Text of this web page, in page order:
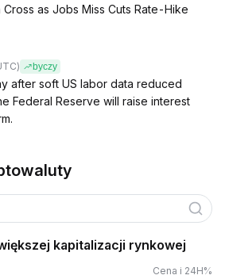
Cross as Jobs Miss Cuts Rate-Hike
byczy
after soft US labor data reduced
Federal Reserve will raise interest
kapitalizacji rynkowej
Cena i 24H%